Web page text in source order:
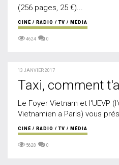
(256 pages, 25 €)...
CINÉ / RADIO / TV / MÉDIA
4624 0
13 JANVIER 2017
Taxi, comment
Le Foyer Vietnam et l'UEVP
Vietnamien a Paris) vous
CINÉ / RADIO / TV / MÉDIA
5628 0